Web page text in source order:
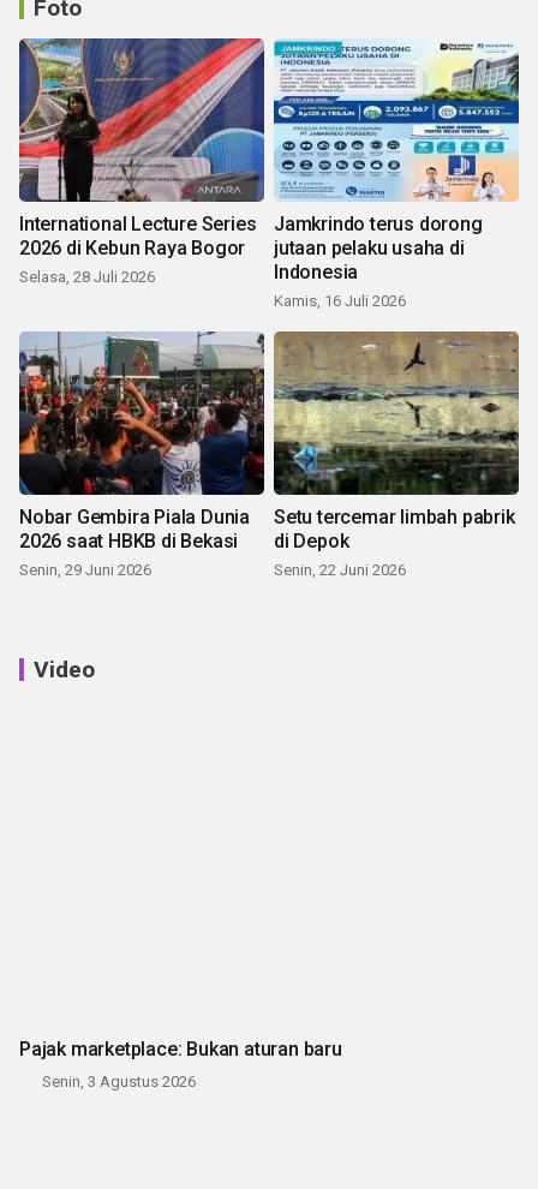
Foto
International Lecture Series
2026 di Kebun Raya Bogor
Selasa, 28 Juli 2026
Jamkrindo terus dorong
jutaan pelaku usaha di
Indonesia
Kamis, 16 Juli 2026
Nobar Gembira Piala Dunia
2026 saat HBKB di Bekasi
Senin, 29 Juni 2026
Setu tercemar limbah pabrik
di Depok
Senin, 22 Juni 2026
Video
Pajak marketplace: Bukan aturan baru
Senin, 3 Agustus 2026